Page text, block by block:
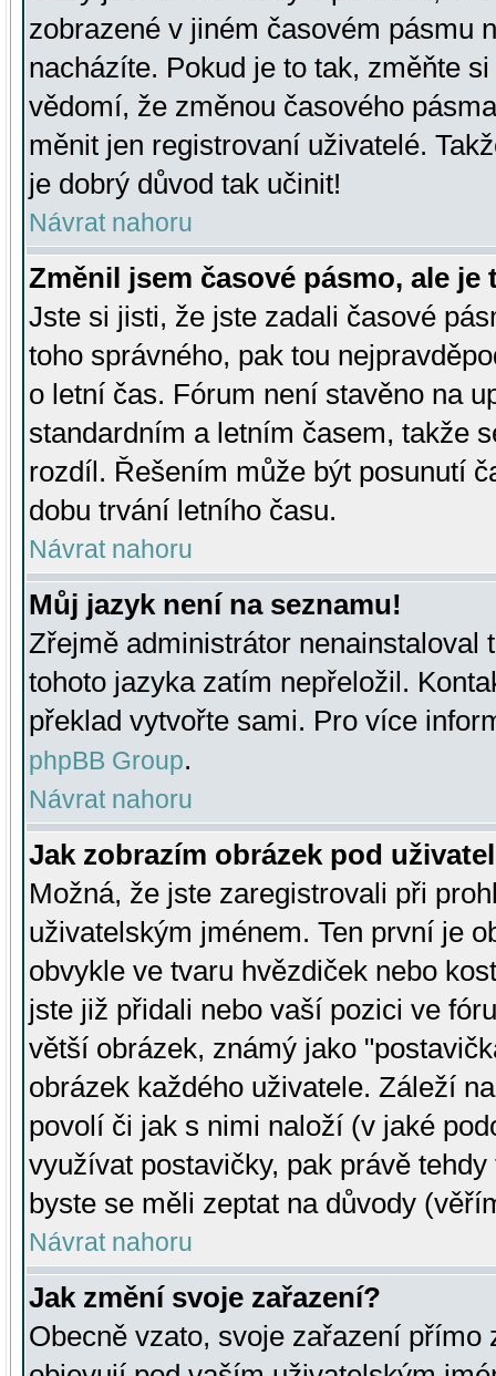
zobrazené v jiném časovém pásmu
nacházíte. Pokud je to tak, změňte
vědomí, že změnou časového
měnit jen registrovaní uživatelé.
je dobrý důvod tak učinit!
Návrat nahoru
Změnil jsem časové pásmo, ale je
Jste si jisti, že jste zadali časové
toho správného, pak tou
o letní čas. Fórum není stavěno na
standardním a letním časem, takže
rozdíl. Řešením může být posunutí
dobu trvání letního času.
Návrat nahoru
Můj jazyk není na seznamu!
Zřejmě administrátor nenainstaloval
tohoto jazyka zatím nepřeložil.
překlad vytvořte sami. Pro více
phpBB Group.
Návrat nahoru
Jak zobrazím obrázek pod
Možná, že jste zaregistrovali při
uživatelským jménem. Ten první je
obvykle ve tvaru hvězdiček nebo
jste již přidali nebo vaší pozici ve
větší obrázek, známý jako
obrázek každého uživatele. Záleží
povolí či jak s nimi naloží (v jaké
využívat postavičky, pak právě
byste se měli zeptat na důvody
Návrat nahoru
Jak změní svoje zařazení?
Obecně vzato, svoje zařazení přímo